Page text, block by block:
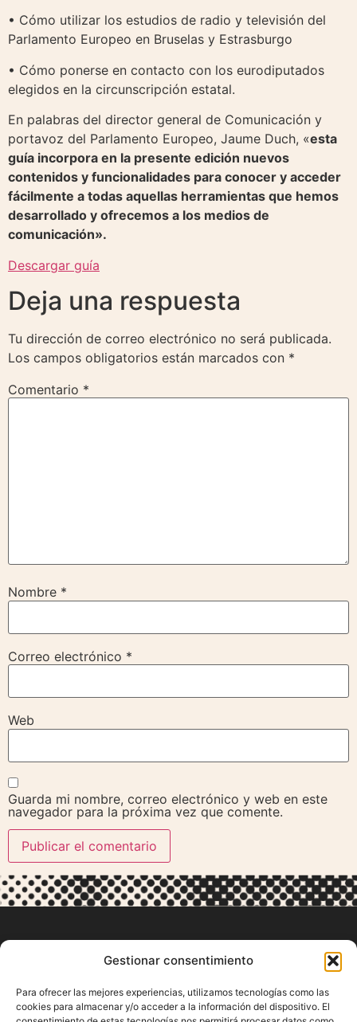
Gestionar consentimiento
Para ofrecer las mejores experiencias, utilizamos tecnologías como las
cookies para almacenar y/o acceder a la información del dispositivo. El
• Cómo utilizar los estudios de radio y televisión del
Parlamento Europeo en Bruselas y Estrasburgo
• Cómo ponerse en contacto con los eurodiputados
elegidos en la circunscripción estatal.
En palabras del director general de Comunicación y
portavoz del Parlamento Europeo, Jaume Duch, «esta
guía incorpora en la presente edición nuevos
contenidos y funcionalidades para conocer y acceder
fácilmente a todas aquellas herramientas que hemos
desarrollado y ofrecemos a los medios de
comunicación».
Descargar guía
Deja una respuesta
Tu dirección de correo electrónico no será publicada.
Los campos obligatorios están marcados con *
Comentario *
Nombre *
Correo electrónico *
Web
Guarda mi nombre, correo electrónico y web en este
navegador para la próxima vez que comente.